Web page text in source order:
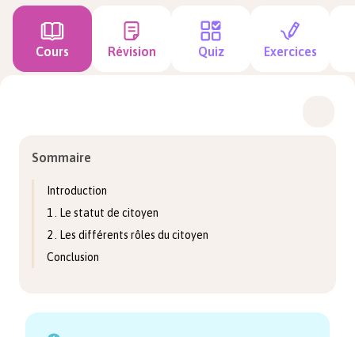
Cours Révision Quiz Exercices
Sommaire
Introduction
1 . Le statut de citoyen
2 . Les différents rôles du citoyen
Conclusion